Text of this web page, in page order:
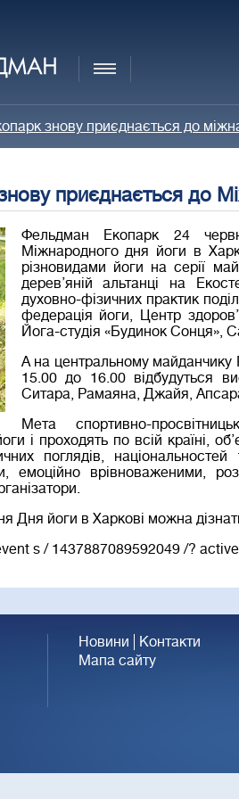
знову приєднається до
приєднається до
Фельдман Екопарк 24
Міжнародного дня йоги в
різновидами йоги на серії
дерев’яній альтанці на
духовно-фізичних практик
федерація йоги, Центр
Йога-студія «Будинок Сонця»,
А на центральному майданчику
15.00 до 16.00 відбудуться
Ситара, Рамаяна, Джайя,
Мета спортивно-
і проходять по всій країні,
поглядів,
емоційно врівноваженими,
Дня йоги в Харкові можна
s / 1437887089592049 /?
Новини
Контакти
Мапа сайту